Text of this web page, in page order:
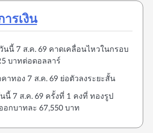
รเงิน
นนี้ 7 ส.ค. 69 คาดเคลื่อนไหวในกรอบ
บาทต่อดอลลาร์
าทอง 7 ส.ค. 69 ย่อตัวลงระยะสั้น
นี้ 7 ส.ค. 69 ครั้งที่ 1 คงที่ ทองรูป
กบาทละ 67,550 บาท